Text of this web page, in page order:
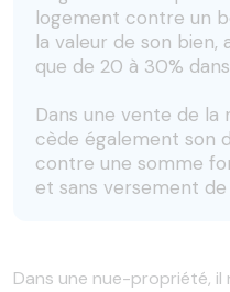
logement contre un
la valeur de son bien,
que de 20 à 30%
Dans une vente de
cède également son
contre une somme
et sans versement
Dans une nue-propriété, il